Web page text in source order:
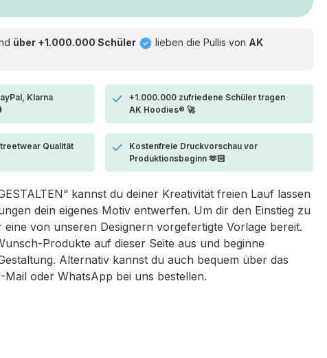
über +1.000.000 Schüler lieben die Pullis von AK
Klarna
+1.000.000 zufriedene Schüler tragen
AK Hoodies® 🚀
Qualität
Kostenfreie Druckvorschau vor
Produktionsbeginn 🫶🏻
kannst du deiner Kreativität freien Lauf lassen
dein eigenes Motiv entwerfen. Um dir den Einstieg zu
von unseren Designern vorgefertigte Vorlage bereit.
Produkte auf dieser Seite aus und beginne
Alternativ kannst du auch bequem über das
oder WhatsApp bei uns bestellen.